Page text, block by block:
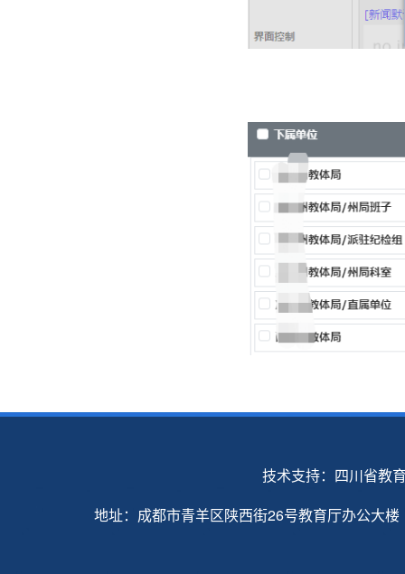
技术支持：四川省教
地址：成都市青羊区陕西街26号教育厅办公大